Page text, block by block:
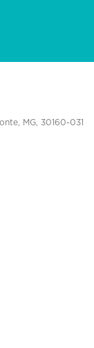
MG, 30160-031